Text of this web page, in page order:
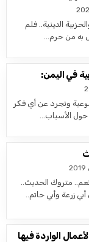
الدينية.. فلم
به من حرم…
في اليمن:
وتجرد عن أي فكر
حول الأسباب…
نعم.. متروك الحديث..
زرعة وأبي حاتم..
الواردة فيها